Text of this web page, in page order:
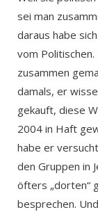
sei man
daraus habe
vom
zusammen
damals, er
gekauft, diese
2004 in Haft
habe er
den Gruppen in
öfters „dorten“
besprechen.